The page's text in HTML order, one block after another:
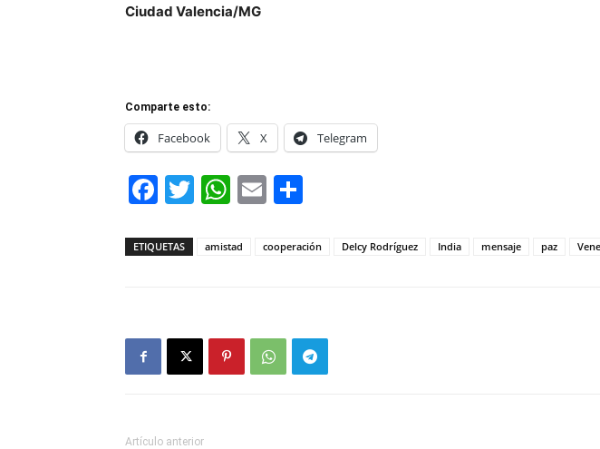
Ciudad Valencia/MG
Comparte esto:
Facebook X Telegram
Facebook
Twitter
WhatsApp
Email
ETIQUETAS amistad cooperación Delcy Rodríguez India mensaje paz
Artículo anterior